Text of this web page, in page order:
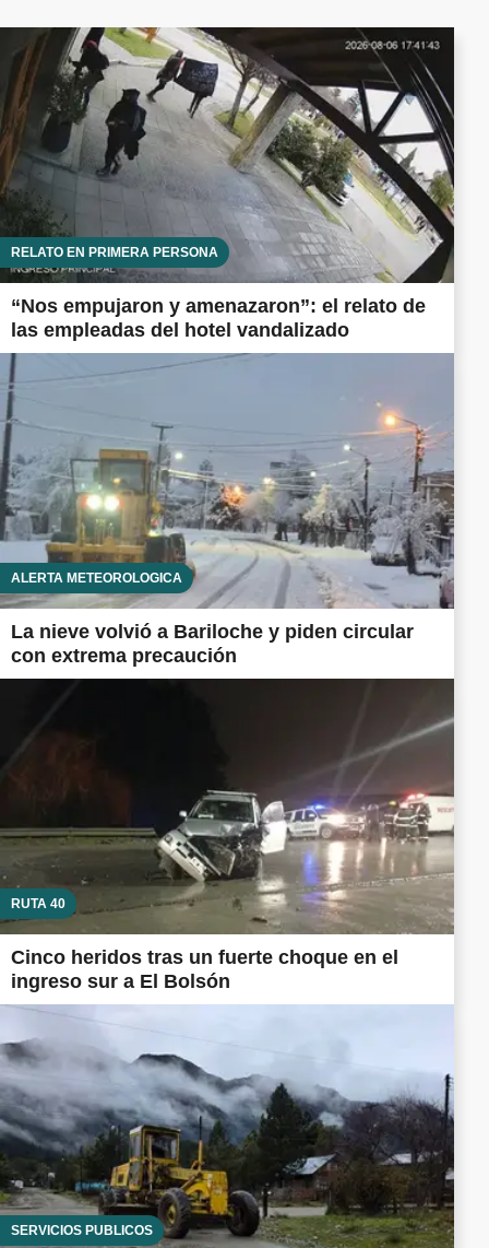
RELATO EN PRIMERA PERSONA
“Nos empujaron y amenazaron”: el relato de
las empleadas del hotel vandalizado
ALERTA METEOROLÓGICA
La nieve volvió a Bariloche y piden circular
con extrema precaución
RUTA 40
Cinco heridos tras un fuerte choque en el
ingreso sur a El Bolsón
SERVICIOS PÚBLICOS